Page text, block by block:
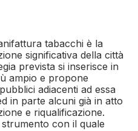
tabacchi è la
significativa della città
prevista si inserisce in
ampio e propone
adiacenti ad essa
in parte alcuni già in atto
e riqualificazione.
strumento con il quale